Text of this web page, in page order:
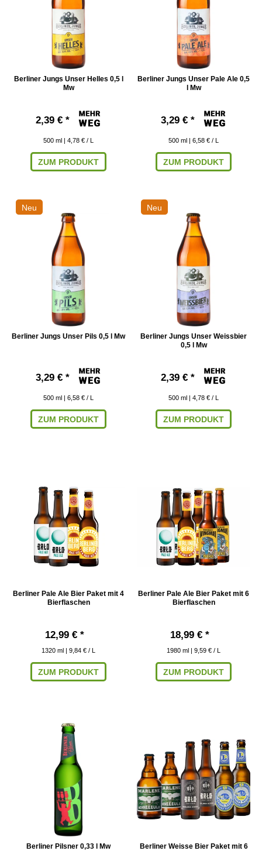
Berliner Jungs Unser Helles 0,5 l
Mw
2,39 € *
500 ml | 4,78 € / L
ZUM PRODUKT
Berliner Jungs Unser Pale Ale 0,5
l Mw
3,29 € *
500 ml | 6,58 € / L
ZUM PRODUKT
Neu
Berliner Jungs Unser Pils 0,5 l Mw
3,29 € *
500 ml | 6,58 € / L
ZUM PRODUKT
Neu
Berliner Jungs Unser Weissbier
0,5 l Mw
2,39 € *
500 ml | 4,78 € / L
ZUM PRODUKT
Berliner Pale Ale Bier Paket mit 4
Bierflaschen
12,99 € *
1320 ml | 9,84 € / L
ZUM PRODUKT
Berliner Pale Ale Bier Paket mit 6
Bierflaschen
18,99 € *
1980 ml | 9,59 € / L
ZUM PRODUKT
Berliner Pilsner 0,33 l Mw
Berliner Weisse Bier Paket mit 6